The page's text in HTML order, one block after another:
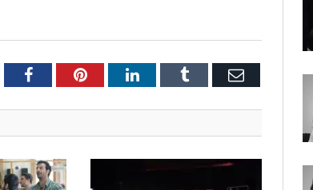
FacebookPinterestLinkedInTumblr E-